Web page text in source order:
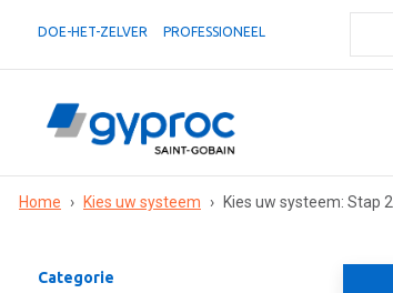
DOE-HET-ZELVER PROFESSIONEEL
Home › Kies uw systeem › Kies uw systeem: Stap 2
Categorie